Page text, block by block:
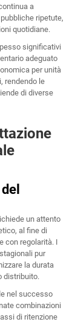
a
ripetute,
quotidiane.
significativi
adeguato
per unità
rendendo le
di diverse
un attento
al fine di
con regolarità. I
pur
la durata
distribuito.
nel successo
combinazioni
di ritenzione